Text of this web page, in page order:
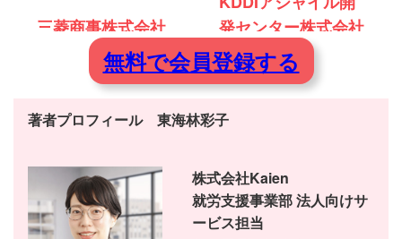
三菱商事株式会社
発センター株式会社
無料で会員登録する
著者プロフィール 東海林彩子
株式会社Kaien
就労支援事業部 法人向けサ
ービス担当